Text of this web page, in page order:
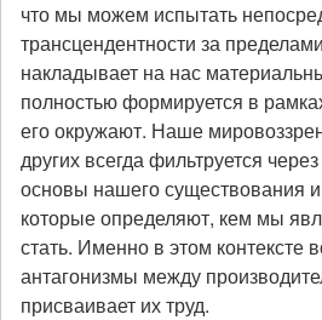
что мы можем испытать
трансцендентности за
накладывает на нас
полностью формируется в
его окружают. Наше
других всегда фильтруется
основы нашего существования
которые определяют, кем мы
стать. Именно в этом контексте
антагонизмы между
присваивает их труд.